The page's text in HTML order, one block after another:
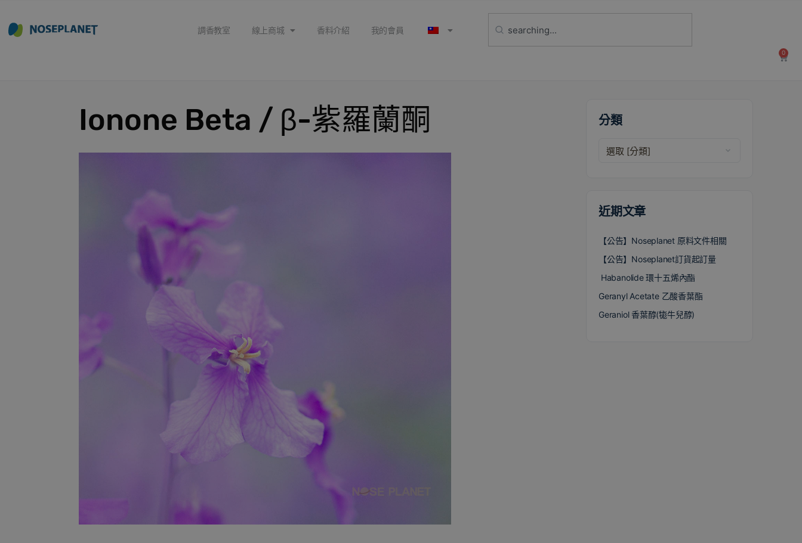
調香教室 線上商城 香料介紹 我的會員
0
Ionone Beta / β-紫羅蘭酮 分類
近期文章
【公告】Noseplanet 原料文件相關
【公告】Noseplanet訂貨起訂量
Habanolide 環十五烯內酯
Geranyl Acetate 乙酸香葉酯
Geraniol 香葉醇(牻牛兒醇)